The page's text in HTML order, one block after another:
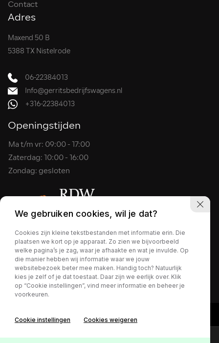
Contact
Adres
Maxend 50 B
5388 TX Nistelrode
06-22384013
Info@gerritsbedrijfswagens.nl
+316-22384013
Openingstijden
Ma t/m vr: 09:00 - 17:00
Zaterdag: 10:00 - 16:00
Zondag: gesloten
2026 - Gerrits Bedrijfswagens
Privacy policy
We gebruiken cookies, wil je dat?
Cookies zijn kleine tekstbestanden met informatie erin. Die
plaatsen we kort op je apparaat. Zo zien we bijvoorbeeld
welke pagina’s je zag, waar je afhaakte en wat je invulde. Op
die manier hebben wij informatie waar we jouw
websitebezoek beter mee maken. Handig toch? Natuurlijk
kies je zelf of je dat toestaat. Daar zijn we eerlijk over. Klik
op “Cookie instellingen”, vind meer informatie en beheer je
voorkeuren.
Cookie instellingen Cookies weigeren